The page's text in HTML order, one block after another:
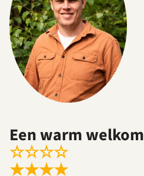
Een warm welkom
☆☆☆☆
★★★★